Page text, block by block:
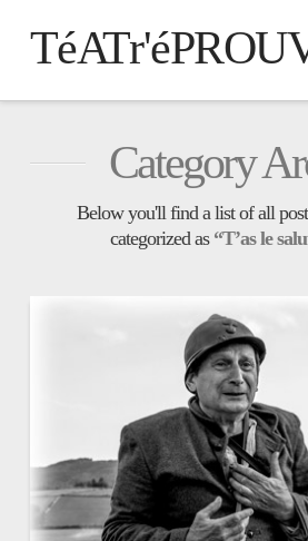
Category
Below you'll find a list of all
categorized as “T’as le